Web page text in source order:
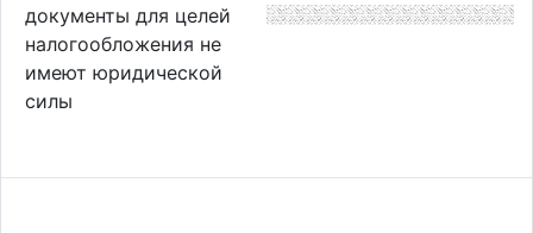
документы для целей
налогообложения не
имеют юридической
силы